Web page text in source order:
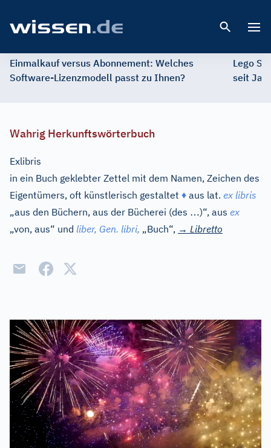
Einmalkauf versus Abonnement: Welches
Software-Lizenzmodell passt zu Ihnen?
Lego
seit
Wahrig Herkunftswörterbuch
Exlibris
in ein Buch geklebter Zettel mit dem Namen, Zeichen des
Eigentümers, oft künstlerisch gestaltet ♦ aus lat. ex libris
„aus den Büchern, aus der Bücherei (des …)“, aus ex
„von, aus“ und liber, Gen. libri, „Buch“, → Libretto